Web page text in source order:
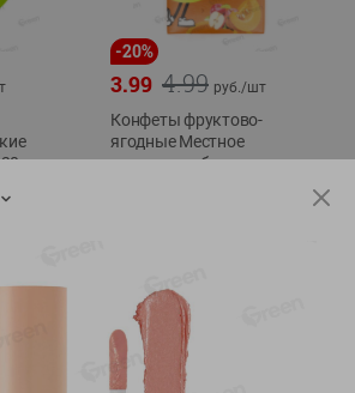
шт
-20%
4.99
3.99 руб./шт
Конфеты фруктово-
ягодные Местное
известное яблоко-тыква
Показать 15-28 из 78